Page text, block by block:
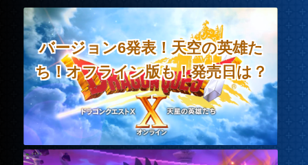
バージョン6発表！天空の英雄た
ち！オフライン版も！発売日は？